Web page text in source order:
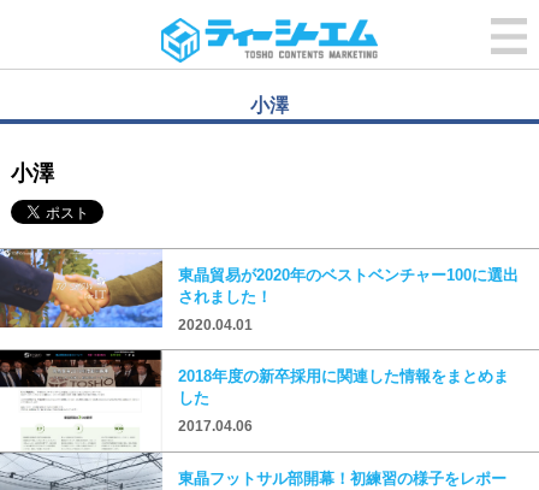
小澤
小澤
東晶貿易が2020年のベストベンチャー100に選出
されました！
2020.04.01
2018年度の新卒採用に関連した情報をまとめま
した
2017.04.06
東晶フットサル部開幕！初練習の様子をレポー